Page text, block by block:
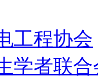
工程协会
学者联合